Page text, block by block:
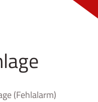
(Fehlalarm)